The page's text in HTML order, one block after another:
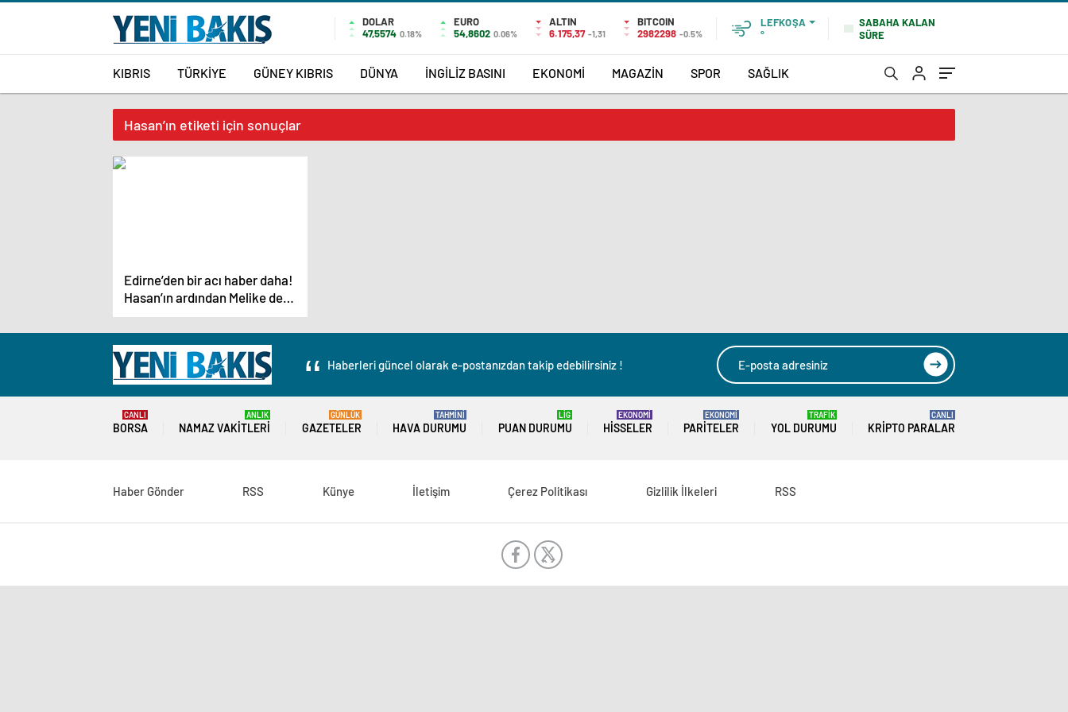
DOLAR
47,5574 0.18%
EURO
54,8602 0.06%
ALTIN
6.175,37 -1,31
BITCOIN
2982298 -0.5%
LEFKOŞA
°
SABAHA KALAN
SÜRE
KIBRIS TÜRKİYE GÜNEY KIBRIS DÜNYA İNGİLİZ BASINI EKONOMİ MAGAZİN SPOR SAĞLIK
Hasan’ın etiketi için sonuçlar
Edirne’den bir acı haber daha!
Hasan’ın ardından Melike de
yaşamını yitirdi
Haberleri güncel olarak e-postanızdan takip edebilirsiniz !
BORSA
CANLI
NAMAZ VAKITLERI
ANLIK
GAZETELER
GÜNLÜK
HAVA DURUMU
TAHMİNİ
PUAN DURUMU
LİG
HISSELER
EKONOMİ
PARITELER
EKONOMİ
YOL DURUMU
TRAFİK
KRIPTO PARALAR
CANLI
Haber Gönder RSS Künye İletişim Çerez Politikası Gizlilik İlkeleri RSS